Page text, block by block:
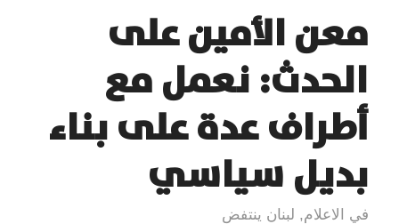
معن الأمين على
الحدث: نعمل مع
أطراف عدة على بناء
بديل سياسي
في الاعلام, لبنان ينتفض